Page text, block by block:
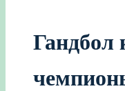
Гандбол